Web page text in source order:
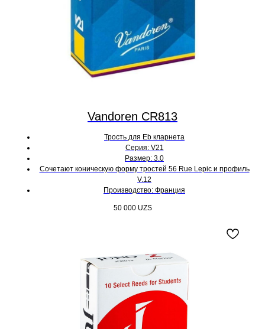
Vandoren CR813
Трость для Eb кларнета
Серия: V21
Размер: 3.0
Cочетают коническую форму тростей 56 Rue Lepic и профиль
V.12
Производство: Франция
50 000 UZS